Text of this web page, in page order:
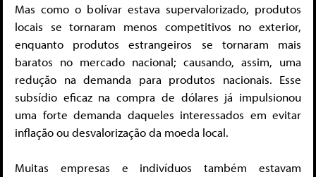
Mas como o bolívar estava supervalorizado, produtos
locais se tornaram menos competitivos no exterior,
enquanto produtos estrangeiros se tornaram mais
baratos no mercado nacional; causando, assim, uma
redução na demanda para produtos nacionais. Esse
subsídio eficaz na compra de dólares já impulsionou
uma forte demanda daqueles interessados em evitar
inflação ou desvalorização da moeda local.
Muitas empresas e indivíduos também estavam